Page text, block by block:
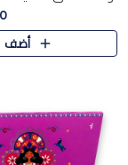
تضم أشهر حلويات
تحتوي العلبة على
والجزرية بالبن..
أضف